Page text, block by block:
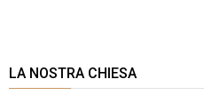
LA NOSTRA CHIESA